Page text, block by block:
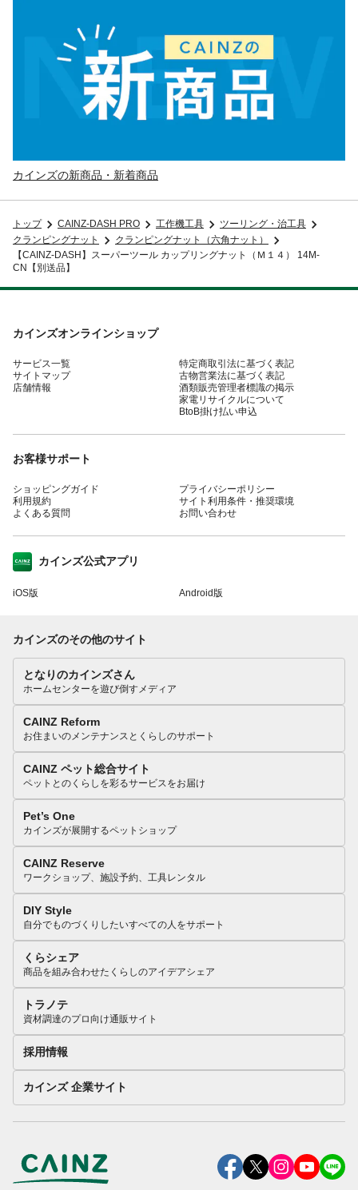
カインズの新商品・新着商品
トップ CAINZ-DASH PRO 工作機工具
ツーリング・治工具
クランピングナット
クランピングナット（六角ナット）
【CAINZ-DASH】スーパーツール カップリングナット（Ｍ１４） 14M-
CN【別送品】
カインズオンラインショップ
サービス一覧
サイトマップ
店舗情報
特定商取引法に基づく表記
古物営業法に基づく表記
酒類販売管理者標識の掲示
家電リサイクルについて
BtoB掛け払い申込
お客様サポート
ショッピングガイド
利用規約
よくある質問
プライバシーポリシー
サイト利用条件・推奨環境
お問い合わせ
カインズ公式アプリ
iOS版 Android版
カインズのその他のサイト
となりのカインズさん
ホームセンターを遊び倒すメディア
CAINZ Reform
お住まいのメンテナンスとくらしのサポート
CAINZ ペット総合サイト
ペットとのくらしを彩るサービスをお届け
Pet’s One
カインズが展開するペットショップ
CAINZ Reserve
ワークショップ、施設予約、工具レンタル
DIY Style
自分でものづくりしたいすべての人をサポート
くらシェア
商品を組み合わせたくらしのアイデアシェア
トラノテ
資材調達のプロ向け通販サイト
採用情報
カインズ 企業サイト